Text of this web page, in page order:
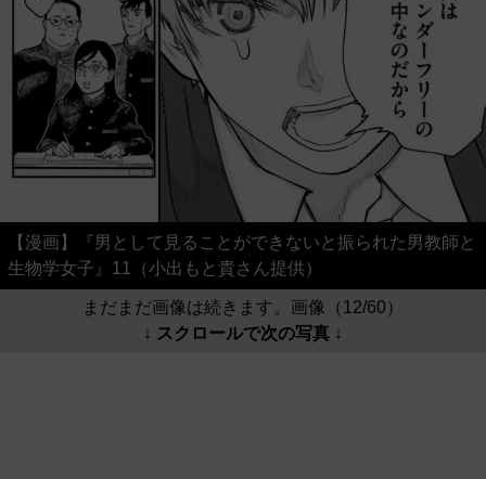
【漫画】『男として見ることができないと振られた男教師と
生物学女子』11（小出もと貴さん提供）
まだまだ画像は続きます。画像（12/60）
↓ スクロールで次の写真 ↓